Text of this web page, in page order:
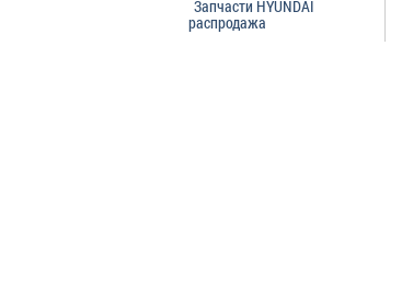
Запчасти HYUNDAI
распродажа